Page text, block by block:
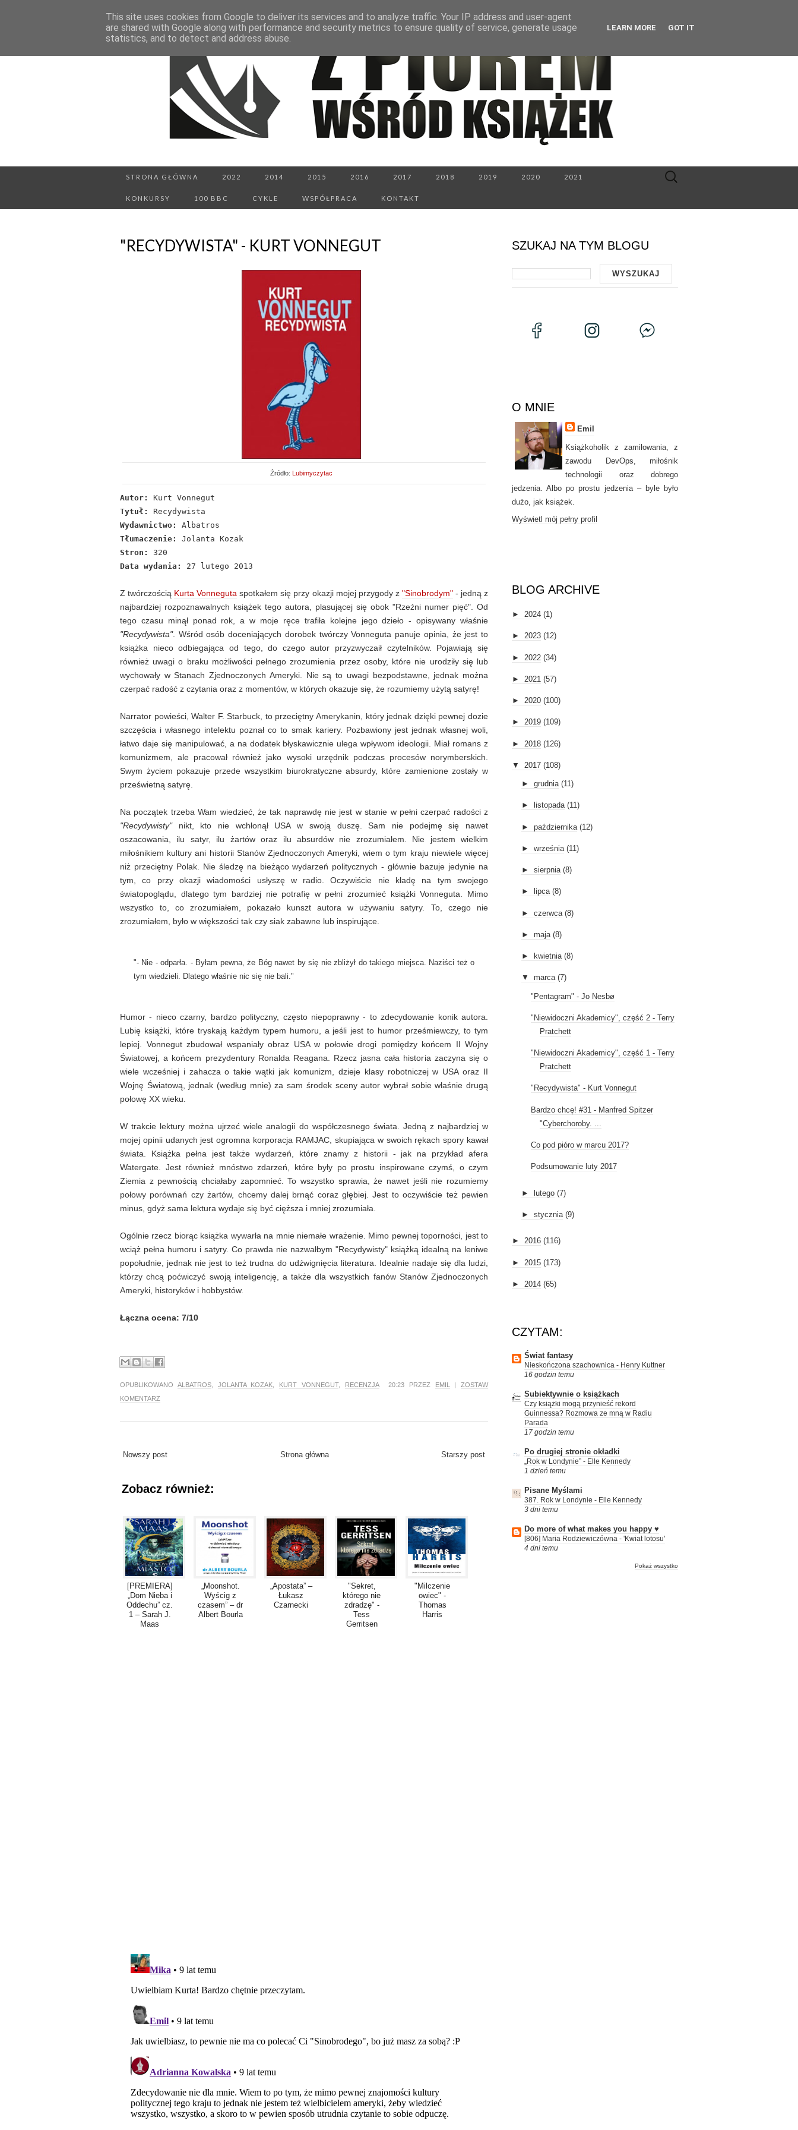
STRONA GŁÓWNA 2022 2014 2015 2016 2017 2018 2019 2020 2021
KONKURSY 100 BBC CYKLE WSPÓŁPRACA KONTAKT
Search
"RECYDYWISTA" - KURT VONNEGUT
Źródło: Lubimyczytac
Autor:
Kurt Vonnegut
Tytuł:
Recydywista
Wydawnictwo:
Albatros
Tłumaczenie:
Jolanta Kozak
Stron:
320
Data wydania:
27 lutego 2013
Z twórczością Kurta Vonneguta spotkałem się przy okazji mojej przygody z "Sinobrodym"- jedną z
najbardziej rozpoznawalnych książek tego autora, plasującej się obok "Rzeźni numer pięć". Od
tego czasu minął ponad rok, a w moje ręce trafiła kolejne jego dzieło - opisywany właśnie
"Recydywista". Wśród osób doceniających dorobek twórczy Vonneguta panuje opinia, że jest to
książka nieco odbiegająca od tego, do czego autor przyzwyczaił czytelników. Pojawiają się
również uwagi o braku możliwości pełnego zrozumienia przez osoby, które nie urodziły się lub
wychowały w Stanach Zjednoczonych Ameryki. Nie są to uwagi bezpodstawne, jednak można
czerpać radość z czytania oraz z momentów, w których okazuje się, że rozumiemy użytą satyrę!
Narrator powieści, Walter F. Starbuck, to przeciętny Amerykanin, który jednak dzięki pewnej dozie
szczęścia i własnego intelektu poznał co to smak kariery. Pozbawiony jest jednak własnej woli,
łatwo daje się manipulować, a na dodatek błyskawicznie ulega wpływom ideologii. Miał romans z
komunizmem, ale pracował również jako wysoki urzędnik podczas procesów norymberskich.
Swym życiem pokazuje przede wszystkim biurokratyczne absurdy, które zamienione zostały w
prześwietną satyrę.
Na początek trzeba Wam wiedzieć, że tak naprawdę nie jest w stanie w pełni czerpać radości z
"Recydywisty"nikt, kto nie wchłonął USA w swoją duszę. Sam nie podejmę się nawet
oszacowania, ilu satyr, ilu żartów oraz ilu absurdów nie zrozumiałem. Nie jestem wielkim
miłośnikiem kultury ani historii Stanów Zjednoczonych Ameryki, wiem o tym kraju niewiele więcej
niż przeciętny Polak. Nie śledzę na bieżąco wydarzeń politycznych - głównie bazuje jedynie na
tym, co przy okazji wiadomości usłyszę w radio. Oczywiście nie kładę na tym swojego
światopoglądu, dlatego tym bardziej nie potrafię w pełni zrozumieć książki Vonneguta. Mimo
wszystko to, co zrozumiałem, pokazało kunszt autora w używaniu satyry. To, czego nie
zrozumiałem, było w większości tak czy siak zabawne lub inspirujące.
"- Nie - odparła. - Byłam pewna, że Bóg nawet by się nie zbliżył do takiego miejsca. Naziści też o
tym wiedzieli. Dlatego właśnie nic się nie bali."
Humor - nieco czarny, bardzo polityczny, często niepoprawny - to zdecydowanie konik autora.
Lubię książki, które tryskają każdym typem humoru, a jeśli jest to humor prześmiewczy, to tym
lepiej. Vonnegut zbudował wspaniały obraz USA w połowie drogi pomiędzy końcem II Wojny
Światowej, a końcem prezydentury Ronalda Reagana. Rzecz jasna cała historia zaczyna się o
wiele wcześniej i zahacza o takie wątki jak komunizm, dzieje klasy robotniczej w USA oraz II
Wojnę Światową, jednak (według mnie) za sam środek sceny autor wybrał sobie właśnie drugą
połowę XX wieku.
W trakcie lektury można ujrzeć wiele analogii do współczesnego świata. Jedną z najbardziej w
mojej opinii udanych jest ogromna korporacja RAMJAC, skupiająca w swoich rękach spory kawał
świata. Książka pełna jest także wydarzeń, które znamy z historii - jak na przykład afera
Watergate. Jest również mnóstwo zdarzeń, które były po prostu inspirowane czymś, o czym
Ziemia z pewnością chciałaby zapomnieć. To wszystko sprawia, że nawet jeśli nie rozumiemy
połowy porównań czy żartów, chcemy dalej brnąć coraz głębiej. Jest to oczywiście też pewien
minus, gdyż sama lektura wydaje się być cięższa i mniej zrozumiała.
Ogólnie rzecz biorąc książka wywarła na mnie niemałe wrażenie. Mimo pewnej toporności, jest to
wciąż pełna humoru i satyry. Co prawda nie nazwałbym "Recydywisty" książką idealną na leniwe
popołudnie, jednak nie jest to też trudna do udźwignięcia literatura. Idealnie nadaje się dla ludzi,
którzy chcą poćwiczyć swoją inteligencję, a także dla wszystkich fanów Stanów Zjednoczonych
Ameryki, historyków i hobbystów.
Łączna ocena: 7/10
OPUBLIKOWANO ALBATROS, JOLANTA KOZAK KURT VONNEGUT, RECENZJA20:23 PRZEZ EMIL | ZOSTAW
KOMENTARZ
Nowszy post Starszy post
Strona główna
Zobacz również:
[PREMIERA]
„Dom Nieba i
Oddechu” cz.
1 – Sarah J.
Maas
„Moonshot.
Wyścig z
czasem” – dr
Albert Bourla
„Apostata” –
Łukasz
Czarnecki
"Sekret,
którego nie
zdradzę" -
Tess
Gerritsen
"Milczenie
owiec" -
Thomas
Harris
SZUKAJ NA TYM BLOGU
O MNIE
Emil
Książkoholik z zamiłowania, z
zawodu DevOps, miłośnik
technologii oraz dobrego
jedzenia. Albo po prostu jedzenia – byle było
dużo, jak książek.
Wyświetl mój pełny profil
BLOG ARCHIVE
► 2024 (1)
► 2023 (12)
► 2022 (34)
► 2021 (57)
► 2020 (100)
► 2019 (109)
► 2018 (126)
▼ 2017 (108)
► grudnia (11)
► listopada (11)
► października (12)
► września (11)
► sierpnia (8)
► lipca (8)
► czerwca (8)
► maja (8)
► kwietnia (8)
▼ marca (7)
"Pentagram" - Jo Nesbø
"Niewidoczni Akademicy", część 2 - Terry
Pratchett
"Niewidoczni Akademicy", część 1 - Terry
Pratchett
"Recydywista" - Kurt Vonnegut
Bardzo chcę! #31 - Manfred Spitzer
"Cyberchoroby. ...
Co pod pióro w marcu 2017?
Podsumowanie luty 2017
► lutego (7)
► stycznia (9)
► 2016 (116)
► 2015 (173)
► 2014 (65)
CZYTAM:
Świat fantasy
Nieskończona szachownica - Henry Kuttner
16 godzin temu
Subiektywnie o książkach
Czy książki mogą przynieść rekord
Guinnessa? Rozmowa ze mną w Radiu
Parada
17 godzin temu
Po drugiej stronie okładki
„Rok w Londynie” - Elle Kennedy
1 dzień temu
Pisane Myślami
387. Rok w Londynie - Elle Kennedy
3 dni temu
Do more of what makes you happy ♥
[806] Maria Rodziewiczówna - 'Kwiat lotosu'
4 dni temu
Pokaż wszystko
This site uses cookies from Google to deliver its services and to analyze traffic. Your IP address and user-agent
are shared with Google along with performance and security metrics to ensure quality of service, generate usage
statistics, and to detect and address abuse.
LEARN MORE GOT IT